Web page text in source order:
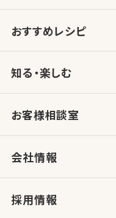
おすすめレシピ
知る・楽しむ
お客様相談室
会社情報
採用情報